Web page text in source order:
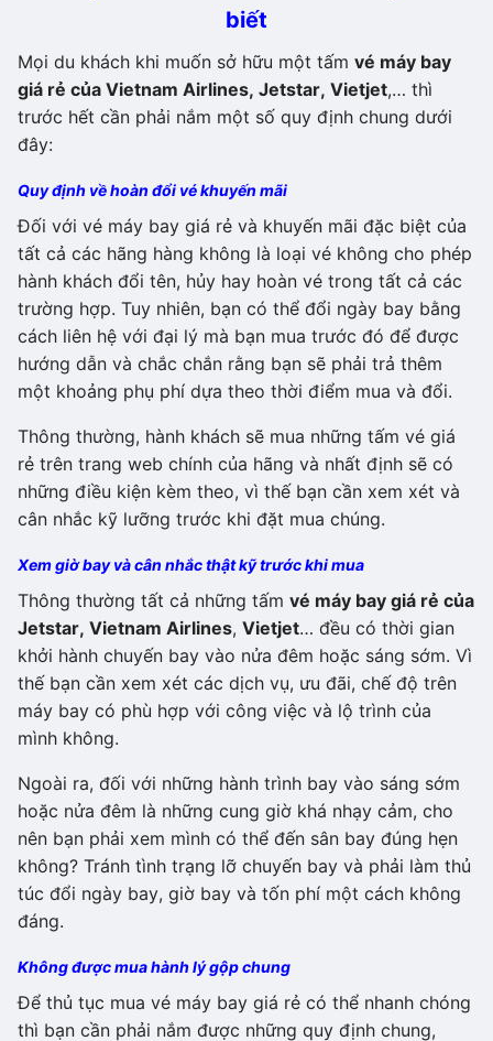
biết
Mọi du khách khi muốn sở hữu một tấm vé máy bay
giá rẻ của Vietnam Airlines, Jetstar, Vietjet,… thì
trước hết cần phải nắm một số quy định chung dưới
đây:
Quy định về hoàn đổi vé khuyến mãi
Đối với vé máy bay giá rẻ và khuyến mãi đặc biệt của
tất cả các hãng hàng không là loại vé không cho phép
hành khách đổi tên, hủy hay hoàn vé trong tất cả các
trường hợp. Tuy nhiên, bạn có thể đổi ngày bay bằng
cách liên hệ với đại lý mà bạn mua trước đó để được
hướng dẫn và chắc chắn rằng bạn sẽ phải trả thêm
một khoảng phụ phí dựa theo thời điểm mua và đổi.
Thông thường, hành khách sẽ mua những tấm vé giá
rẻ trên trang web chính của hãng và nhất định sẽ có
những điều kiện kèm theo, vì thế bạn cần xem xét và
cân nhắc kỹ lưỡng trước khi đặt mua chúng.
Xem giờ bay và cân nhắc thật kỹ trước khi mua
Thông thường tất cả những tấm vé máy bay giá rẻ của
Jetstar, Vietnam Airlines, Vietjet… đều có thời gian
khởi hành chuyến bay vào nửa đêm hoặc sáng sớm. Vì
thế bạn cần xem xét các dịch vụ, ưu đãi, chế độ trên
máy bay có phù hợp với công việc và lộ trình của
mình không.
Ngoài ra, đối với những hành trình bay vào sáng sớm
hoặc nửa đêm là những cung giờ khá nhạy cảm, cho
nên bạn phải xem mình có thể đến sân bay đúng hẹn
không? Tránh tình trạng lỡ chuyến bay và phải làm thủ
túc đổi ngày bay, giờ bay và tốn phí một cách không
đáng.
Không được mua hành lý gộp chung
Để thủ tục mua vé máy bay giá rẻ có thể nhanh chóng
thì bạn cần phải nắm được những quy định chung,